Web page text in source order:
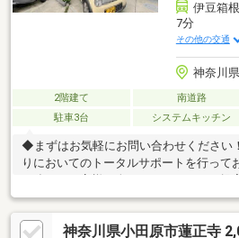
伊豆箱
7分
その他の交通
神奈川
2階建て 南道路
駐車3台
システムキッチン
◆まずはお気軽にお問い合わせください
りにおいてのトータルサポートを行って
す。・スタッフ一同、誠心誠意ご対応
験知識が豊富なスタッフが在籍！迅速な
す。・お問合せを受けてから即日ご対応
神奈川県小田原市蓮正寺